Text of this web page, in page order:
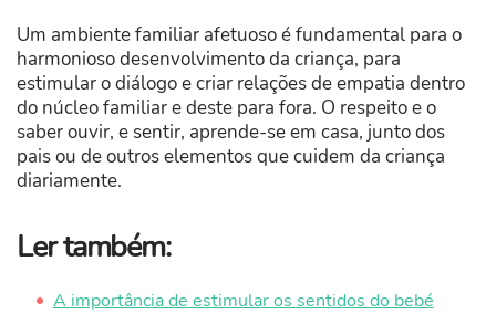
Um ambiente familiar afetuoso é fundamental para o
harmonioso desenvolvimento da criança, para
estimular o diálogo e criar relações de empatia dentro
do núcleo familiar e deste para fora. O respeito e o
saber ouvir, e sentir, aprende-se em casa, junto dos
pais ou de outros elementos que cuidem da criança
diariamente.
Ler também:
A importância de estimular os sentidos do bebé